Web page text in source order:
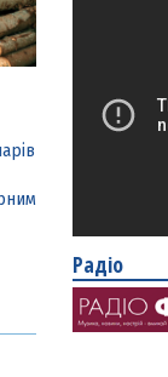
Радіо